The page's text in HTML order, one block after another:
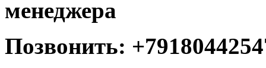
менеджера
Позвонить: